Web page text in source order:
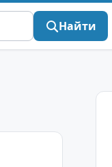
Найти